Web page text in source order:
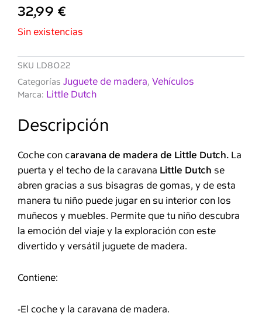
32,99 €
Sin existencias
SKU LD8022
Categorías Juguete de madera, Vehículos
Marca: Little Dutch
Descripción
Coche con caravana de madera de Little Dutch. La
puerta y el techo de la caravana Little Dutch se
abren gracias a sus bisagras de gomas, y de esta
manera tu niño puede jugar en su interior con los
muñecos y muebles. Permite que tu niño descubra
la emoción del viaje y la exploración con este
divertido y versátil juguete de madera.
Contiene:
-El coche y la caravana de madera.